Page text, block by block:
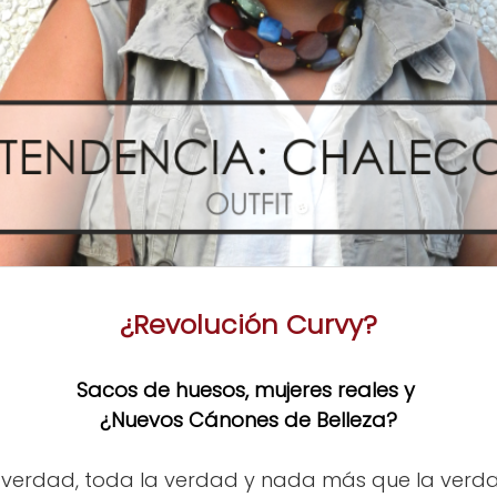
¿Revolución Curvy?
Sacos de huesos, mujeres reales y
¿Nuevos Cánones de Belleza?
toda la verdad y nada más que la